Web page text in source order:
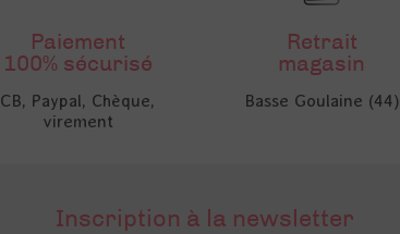
Paiement
100% sécurisé
CB, Paypal, Chèque,
virement
Retrait
magasin
Basse Goulaine (44)
Inscription à la newsletter